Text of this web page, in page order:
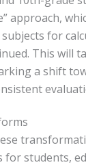
approach,
for
This will
a shift
students,